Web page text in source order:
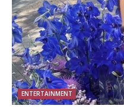
ENTERTAINMENT